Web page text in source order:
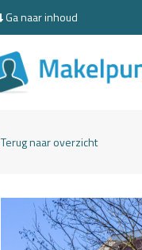
Ga naar inhoud
Terug naar overzicht